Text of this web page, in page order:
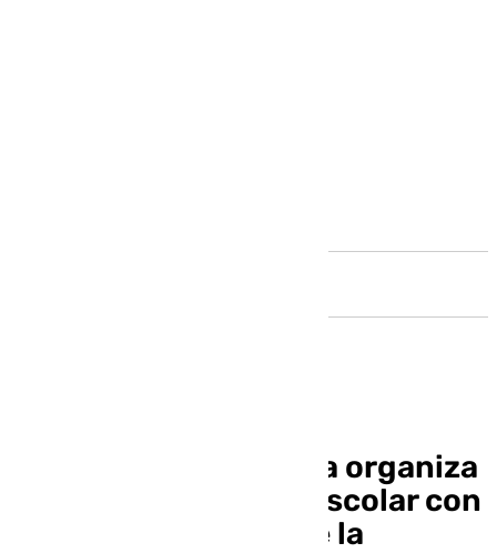
La Fundación Victoria organiza
una gran procesión escolar con
motivo del Jubileo de la